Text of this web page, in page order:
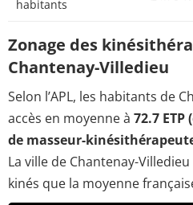
habitants
Zonage des
Chantenay-Villedieu
Selon l’APL, les habitants de
accès en moyenne à 72.7
de masseur-
La ville de Chantenay-
kinés que la moyenne